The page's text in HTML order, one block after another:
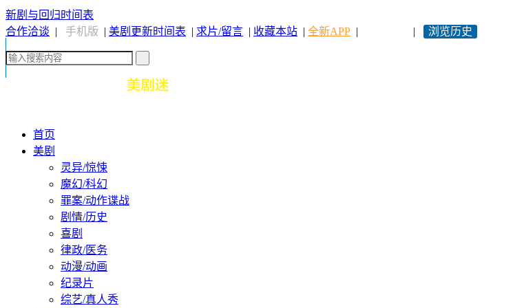
新剧与回归时间表
合作洽谈 | 手机版 | 美剧更新时间表 | 求片/留言 | 收藏本站 | 全新APP | | 浏览历史
首页
美剧
灵异/惊悚
魔幻/科幻
罪案/动作谍战
剧情/历史
喜剧
律政/医务
动漫/动画
纪录片
综艺/真人秀